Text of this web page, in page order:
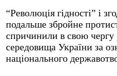
“Революція гідності” і
подальше збройне
спричинили в свою чергу
середовища України за
національного